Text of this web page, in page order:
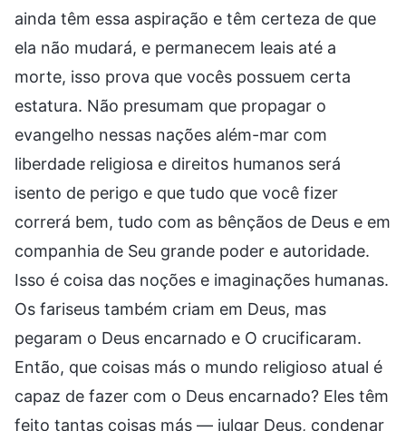
ainda têm essa aspiração e têm certeza de que
ela não mudará, e permanecem leais até a
morte, isso prova que vocês possuem certa
estatura. Não presumam que propagar o
evangelho nessas nações além-mar com
liberdade religiosa e direitos humanos será
isento de perigo e que tudo que você fizer
correrá bem, tudo com as bênçãos de Deus e em
companhia de Seu grande poder e autoridade.
Isso é coisa das noções e imaginações humanas.
Os fariseus também criam em Deus, mas
pegaram o Deus encarnado e O crucificaram.
Então, que coisas más o mundo religioso atual é
capaz de fazer com o Deus encarnado? Eles têm
feito tantas coisas más — julgar Deus, condenar